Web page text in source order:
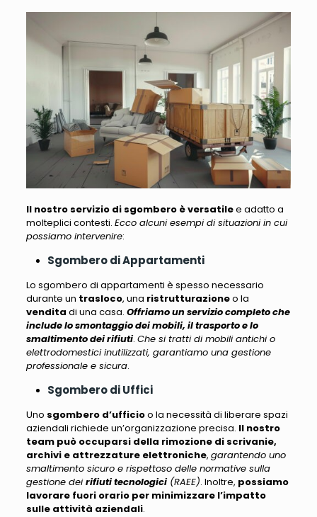
Il nostro servizio di sgombero è versatilee adatto a
molteplici contesti. Ecco alcuni esempi di situazioni in cui
possiamo intervenire:
Sgombero di Appartamenti
Lo sgombero di appartamenti è spesso necessario
durante un trasloco, una ristrutturazioneo la
vendita di una casa. Offriamo un servizio completo che
include lo smontaggio dei mobili, il trasporto e lo
smaltimento dei rifiuti. Che si tratti di mobili antichi o
elettrodomestici inutilizzati, garantiamo una gestione
professionale e sicura.
Sgombero di Uffici
Uno sgomberod’ufficioo la necessità di liberare spazi
aziendali richiede un’organizzazione precisa. Il nostro
team può occuparsi della rimozione di scrivanie,
archivi e attrezzature elettroniche, garantendo uno
smaltimento sicuro e rispettoso delle normative sulla
gestione deirifiuti tecnologici(RAEE). Inoltre, possiamo
lavorare fuori orario per minimizzare l’impatto
sulle attività aziendali.